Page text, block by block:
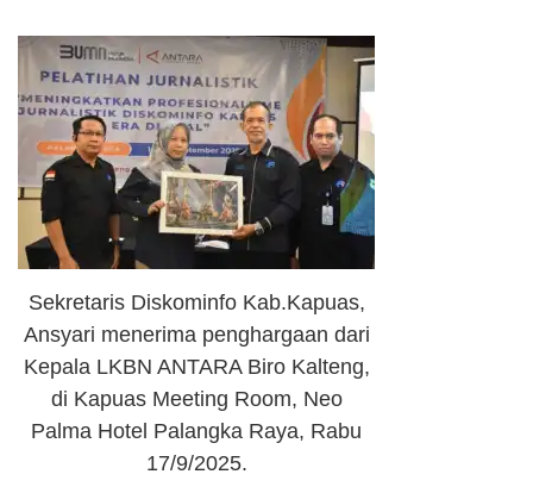
Sekretaris Diskominfo Kab.Kapuas,
Ansyari menerima penghargaan dari
Kepala LKBN ANTARA Biro Kalteng,
di Kapuas Meeting Room, Neo
Palma Hotel Palangka Raya, Rabu
17/9/2025.